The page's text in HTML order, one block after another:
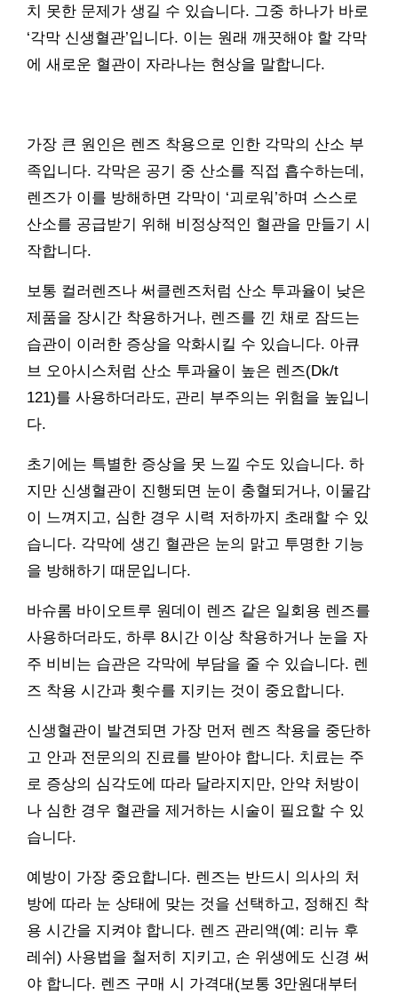
치 못한 문제가 생길 수 있습니다. 그중 하나가 바로
‘각막 신생혈관’입니다. 이는 원래 깨끗해야 할 각막
에 새로운 혈관이 자라나는 현상을 말합니다.
가장 큰 원인은 렌즈 착용으로 인한 각막의 산소 부
족입니다. 각막은 공기 중 산소를 직접 흡수하는데,
렌즈가 이를 방해하면 각막이 ‘괴로워’하며 스스로
산소를 공급받기 위해 비정상적인 혈관을 만들기 시
작합니다.
보통 컬러렌즈나 써클렌즈처럼 산소 투과율이 낮은
제품을 장시간 착용하거나, 렌즈를 낀 채로 잠드는
습관이 이러한 증상을 악화시킬 수 있습니다. 아큐
브 오아시스처럼 산소 투과율이 높은 렌즈(Dk/t
121)를 사용하더라도, 관리 부주의는 위험을 높입니
다.
초기에는 특별한 증상을 못 느낄 수도 있습니다. 하
지만 신생혈관이 진행되면 눈이 충혈되거나, 이물감
이 느껴지고, 심한 경우 시력 저하까지 초래할 수 있
습니다. 각막에 생긴 혈관은 눈의 맑고 투명한 기능
을 방해하기 때문입니다.
바슈롬 바이오트루 원데이 렌즈 같은 일회용 렌즈를
사용하더라도, 하루 8시간 이상 착용하거나 눈을 자
주 비비는 습관은 각막에 부담을 줄 수 있습니다. 렌
즈 착용 시간과 횟수를 지키는 것이 중요합니다.
신생혈관이 발견되면 가장 먼저 렌즈 착용을 중단하
고 안과 전문의의 진료를 받아야 합니다. 치료는 주
로 증상의 심각도에 따라 달라지지만, 안약 처방이
나 심한 경우 혈관을 제거하는 시술이 필요할 수 있
습니다.
예방이 가장 중요합니다. 렌즈는 반드시 의사의 처
방에 따라 눈 상태에 맞는 것을 선택하고, 정해진 착
용 시간을 지켜야 합니다. 렌즈 관리액(예: 리뉴 후
레쉬) 사용법을 철저히 지키고, 손 위생에도 신경 써
야 합니다. 렌즈 구매 시 가격대(보통 3만원대부터